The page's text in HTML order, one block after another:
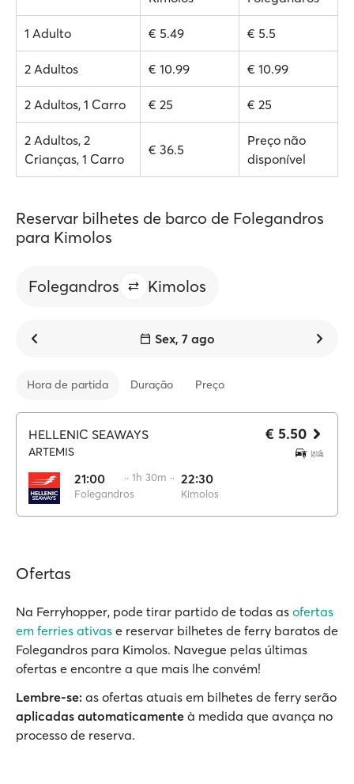
1 Adulto € 5.49 € 5.5
2 Adultos € 10.99 € 10.99
2 Adultos, 1 Carro € 25 € 25
2 Adultos, 2
Crianças, 1 Carro
€ 36.5
Preço não
disponível
Reservar bilhetes de barco de Folegandros
para Kimolos
Folegandros Kimolos
Sex, 7 ago
Hora de partida Duração Preço
HELLENIC SEAWAYS
ARTEMIS
21:00
Folegandros
·· 1h 30m ·· 22:30
Kimolos
€ 5.50
Ofertas
Na Ferryhopper, pode tirar partido de todas as ofertas
em ferries ativas e reservar bilhetes de ferry baratos de
Folegandros para Kimolos. Navegue pelas últimas
ofertas e encontre a que mais lhe convém!
Lembre-se: as ofertas atuais em bilhetes de ferry serão
aplicadas automaticamente à medida que avança no
processo de reserva.